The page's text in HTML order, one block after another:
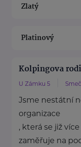
Zlatý
Platinový
Kolpingova
U Zámku 5
Jsme nestátní
organizace
, která se již
zaměřuje na